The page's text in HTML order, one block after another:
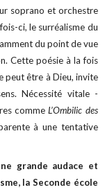
soprano et orchestre
ci, le surréalisme du
du point de vue
Cette poésie à la fois
peut être à Dieu, invite
Nécessité vitale -
commeL’Ombilic des
à une tentative
grande audace et
la Seconde école